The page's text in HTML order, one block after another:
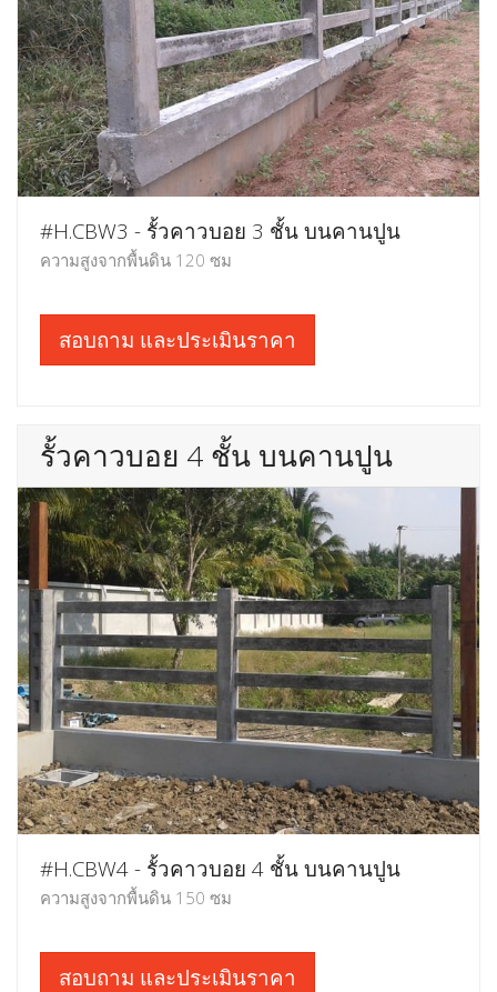
#H.CBW3 - รั้วคาวบอย 3 ชั้น บนคานปูน
ความสูงจากพื้นดิน 120 ซม
สอบถาม และประเมินราคา
รั้วคาวบอย 4 ชั้น บนคานปูน
#H.CBW4 - รั้วคาวบอย 4 ชั้น บนคานปูน
ความสูงจากพื้นดิน 150 ซม
สอบถาม และประเมินราคา